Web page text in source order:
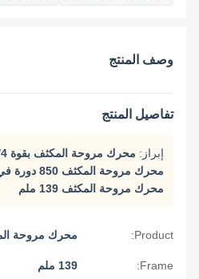
وصف المنتج
تفاصيل المنتج
محرك مروحة المكثف بقوة 1/4 حصان
محرك مروحة المكثف 850 دورة في الدقيقة
محرك مروحة المكثف 139 ملم
Product: محرك مروحة المكثف
Frame: